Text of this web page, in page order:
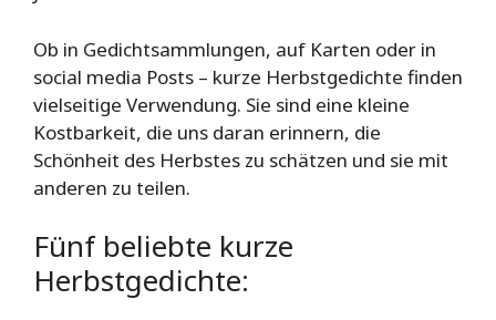
Ob in Gedichtsammlungen, auf Karten oder in
social media Posts – kurze Herbstgedichte finden
vielseitige Verwendung. Sie sind eine kleine
Kostbarkeit, die uns daran erinnern, die
Schönheit des Herbstes zu schätzen und sie mit
anderen zu teilen.
Fünf beliebte kurze
Herbstgedichte: